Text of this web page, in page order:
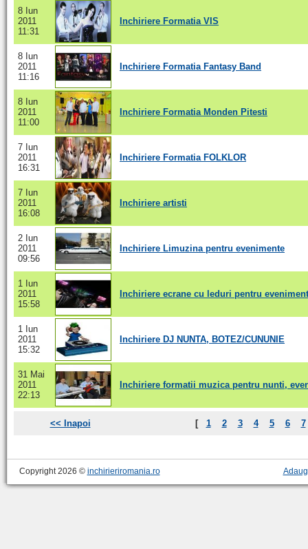
8 Iun
2011
11:31
Inchiriere Formatia VIS
8 Iun
2011
11:16
Inchiriere Formatia Fantasy Band
8 Iun
2011
11:00
Inchiriere Formatia Monden Pitesti
7 Iun
2011
16:31
Inchiriere Formatia FOLKLOR
7 Iun
2011
16:08
Inchiriere artisti
2 Iun
2011
09:56
Inchiriere Limuzina pentru evenimente
1 Iun
2011
15:58
Inchiriere ecrane cu leduri pentru
1 Iun
2011
15:32
Inchiriere DJ NUNTA, BOTEZ/CUNUNIE
31 Mai
2011
22:13
Inchiriere formatii muzica pentru nunti,
<< Inapoi [ 1 2 3 4 5 6 7
Copyright 2026 © inchirieriromania.ro